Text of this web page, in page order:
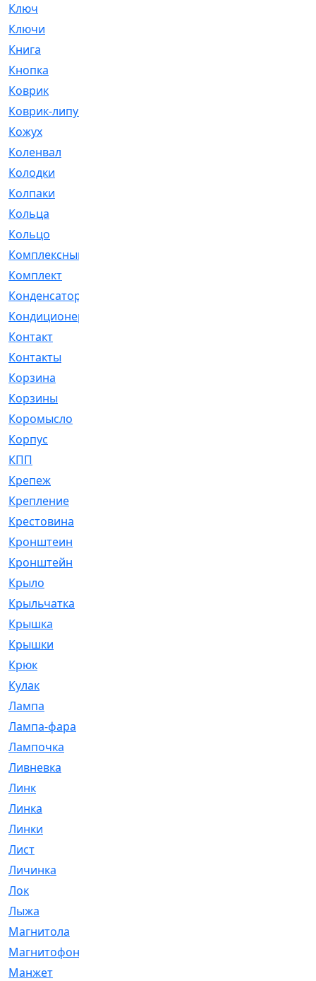
Ключ
Ключи
Книга
Кнопка
Коврик
Коврик-липучка
Кожух
Коленвал
Колодки
Колпаки
Кольца
Кольцо
Комплексный
Комплект
Конденсатор
Кондиционер
Контакт
Контакты
Корзина
Корзины
Коромысло
Корпус
КПП
Крепеж
Крепление
Крестовина
Кронштеин
Кронштейн
Крыло
Крыльчатка
Крышка
Крышки
Крюк
Кулак
Лампа
Лампа-фара
Лампочка
Ливневка
Линк
Линка
Линки
Лист
Личинка
Лок
Лыжа
Магнитола
Магнитофон
Манжет